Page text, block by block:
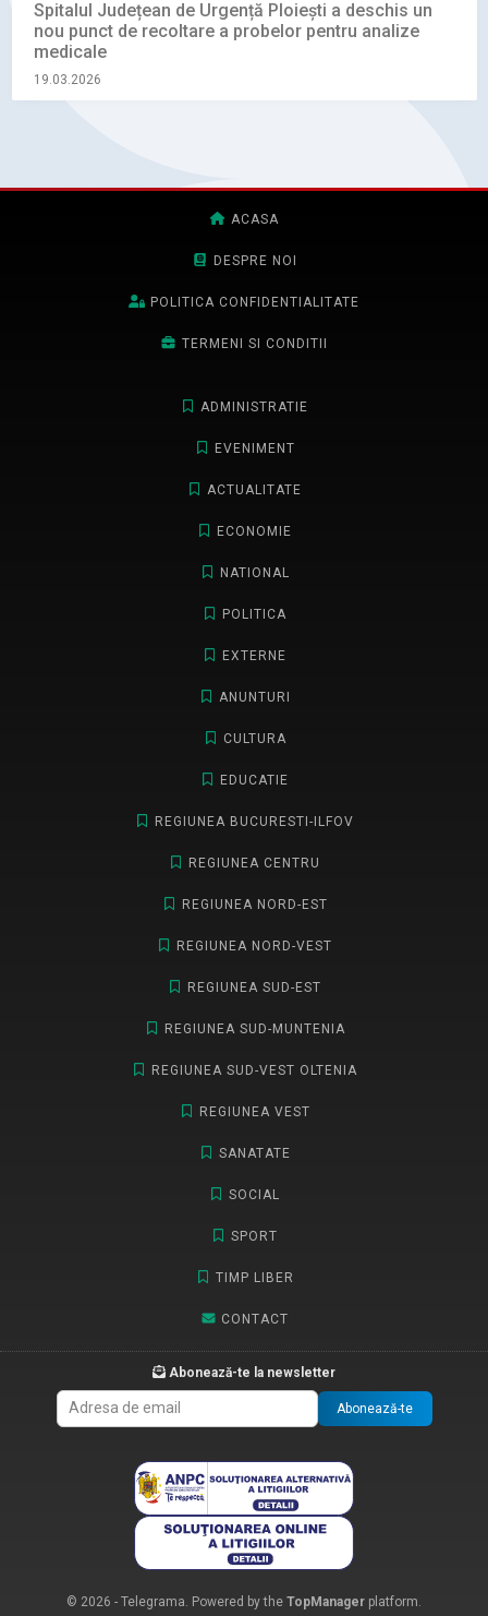
Spitalul Județean de Urgență Ploiești a deschis un
nou punct de recoltare a probelor pentru analize
medicale
19.03.2026
ACASA
DESPRE NOI
POLITICA CONFIDENTIALITATE
TERMENI SI CONDITII
ADMINISTRATIE
EVENIMENT
ACTUALITATE
ECONOMIE
NATIONAL
POLITICA
EXTERNE
ANUNTURI
CULTURA
EDUCATIE
REGIUNEA BUCURESTI-ILFOV
REGIUNEA CENTRU
REGIUNEA NORD-EST
REGIUNEA NORD-VEST
REGIUNEA SUD-EST
REGIUNEA SUD-MUNTENIA
REGIUNEA SUD-VEST OLTENIA
REGIUNEA VEST
SANATATE
SOCIAL
SPORT
TIMP LIBER
CONTACT
Abonează-te la newsletter
Abonează-te
© 2026 - Telegrama. Powered by the TopManager platform.